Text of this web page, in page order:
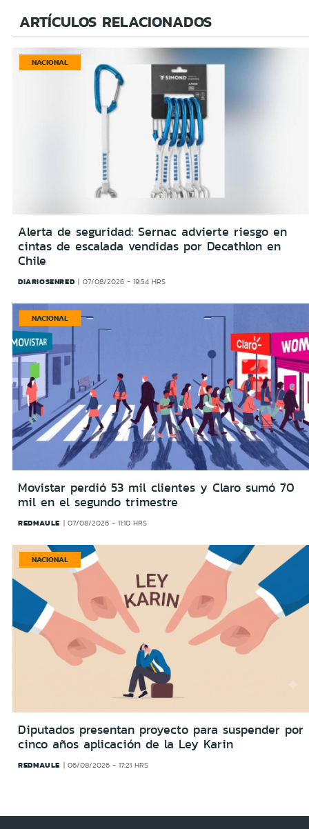
ARTÍCULOS RELACIONADOS
NACIONAL
Alerta de seguridad: Sernac advierte riesgo en
cintas de escalada vendidas por Decathlon en
Chile
DIARIOSENRED 07/08/2026 - 19:54 HRS
NACIONAL
Movistar perdió 53 mil clientes y Claro sumó 70
mil en el segundo trimestre
REDMAULE 07/08/2026 - 11:10 HRS
NACIONAL
Diputados presentan proyecto para suspender por
cinco años aplicación de la Ley Karin
REDMAULE 06/08/2026 - 17:21 HRS